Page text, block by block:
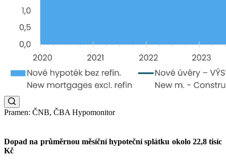
Pramen: ČNB, ČBA Hypomonitor
Dopad na průměrnou měsíční hypoteční splátku okolo 22,8 tisíc
Kč